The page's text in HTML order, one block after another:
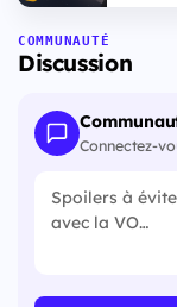
COMMUNAUTÉ
Discussion
Connectez-